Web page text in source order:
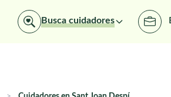
Busca cuidadores